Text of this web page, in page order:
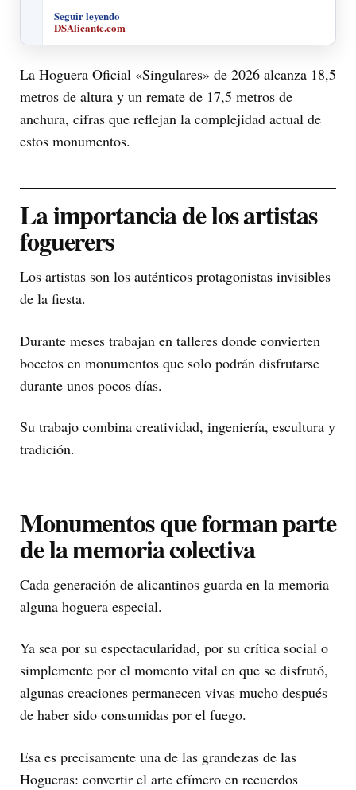
Seguir leyendo
DSAlicante.com
La Hoguera Oficial «Singulares» de 2026 alcanza 18,5
metros de altura y un remate de 17,5 metros de
anchura, cifras que reflejan la complejidad actual de
estos monumentos.
La importancia de los artistas
foguerers
Los artistas son los auténticos protagonistas invisibles
de la fiesta.
Durante meses trabajan en talleres donde convierten
bocetos en monumentos que solo podrán disfrutarse
durante unos pocos días.
Su trabajo combina creatividad, ingeniería, escultura y
tradición.
Monumentos que forman parte
de la memoria colectiva
Cada generación de alicantinos guarda en la memoria
alguna hoguera especial.
Ya sea por su espectacularidad, por su crítica social o
simplemente por el momento vital en que se disfrutó,
algunas creaciones permanecen vivas mucho después
de haber sido consumidas por el fuego.
Esa es precisamente una de las grandezas de las
Hogueras: convertir el arte efímero en recuerdos